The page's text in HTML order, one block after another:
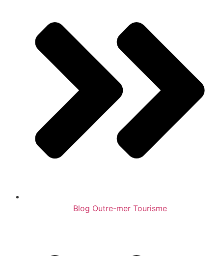
Blog Outre-mer Tourisme